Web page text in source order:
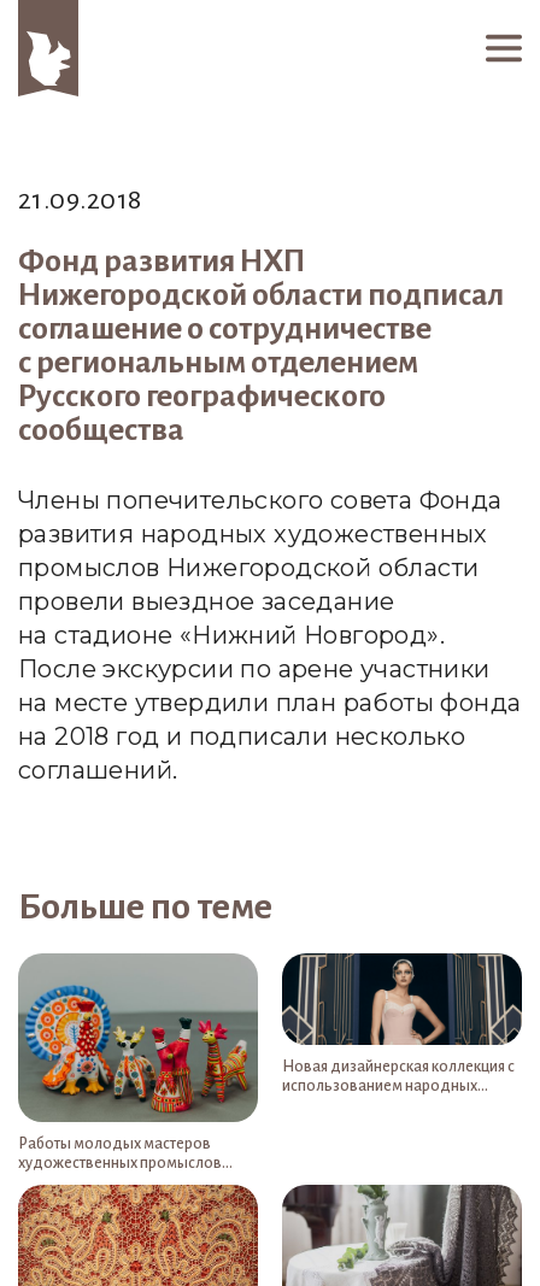
21.09.2018
Фонд развития НХП
Нижегородской области подписал
соглашение о сотрудничестве
с региональным отделением
Русского географического
сообщества
Члены попечительского совета Фонда
развития народных художественных
промыслов Нижегородской области
провели выездное заседание
на стадионе «Нижний Новгород».
После экскурсии по арене участники
на месте утвердили план работы фонда
на 2018 год и подписали несколько
соглашений.
Больше по теме
Работы молодых мастеров
художественных промыслов
в Волгограде
Новая дизайнерская коллекция с
использованием народных